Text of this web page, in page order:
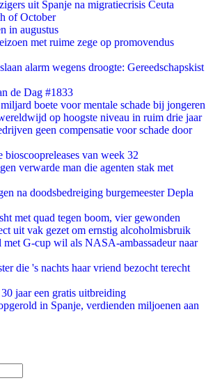
uit Spanje na migratiecrisis Ceuta
of October
in augustus
met ruime zege op promovendus
alarm wegens droogte: Gereedschapskist
de Dag #1833
boete voor mentale schade bij jongeren
op hoogste niveau in ruim drie jaar
geen compensatie voor schade door
bioscoopreleases van week 32
verwarde man die agenten stak met
na doodsbedreiging burgemeester Depla
met quad tegen boom, vier gewonden
uit vak gezet om ernstig alcoholmisbruik
G-cup wil als NASA-ambassadeur naar
die 's nachts haar vriend bezocht terecht
jaar een gratis uitbreiding
in Spanje, verdienden miljoenen aan